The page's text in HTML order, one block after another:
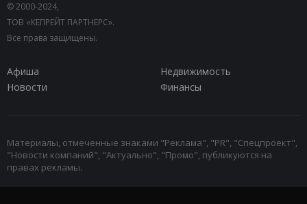
© 2000-2024,
ТОВ «КЕПРЕЙТ ПАРТНЕРС».
Все права защищены.
Афиша
Недвижимость
Новости
Финансы
Материалы, отмеченные знаками "Реклама", "PR", "Спецпроект",
"Новости компаний", "Актуально", "Промо", публикуются на
правах рекламы.